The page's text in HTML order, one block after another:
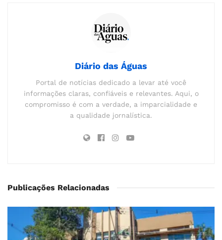
Diário das Águas
Portal de notícias dedicado a levar até você
informações claras, confiáveis e relevantes. Aqui, o
compromisso é com a verdade, a imparcialidade e
a qualidade jornalística.
Publicações Relacionadas